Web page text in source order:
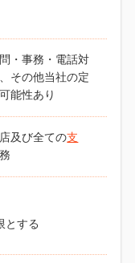
・事務・電話対
その他当社の定
能性あり
及び全ての支
とする